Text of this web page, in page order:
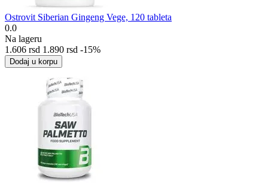
Ostrovit Siberian Gingeng Vege, 120 tableta
0.0
Na lageru
1.606 rsd 1.890 rsd -15%
Dodaj u korpu